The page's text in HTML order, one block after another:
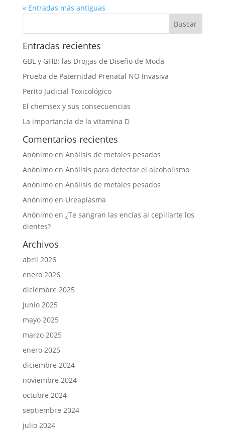
« Entradas más antiguas
Entradas recientes
GBL y GHB: las Drogas de Diseño de Moda
Prueba de Paternidad Prenatal NO Invasiva
Perito Judicial Toxicológico
El chemsex y sus consecuencias
La importancia de la vitamina D
Comentarios recientes
Anónimoen Análisis de metales pesados
Anónimoen Análisis para detectar el alcoholismo
Anónimoen Análisis de metales pesados
Anónimoen Ureaplasma
Anónimoen ¿Te sangran las encías al cepillarte los
dientes?
Archivos
abril 2026
enero 2026
diciembre 2025
junio 2025
mayo 2025
marzo 2025
enero 2025
diciembre 2024
noviembre 2024
octubre 2024
septiembre 2024
julio 2024